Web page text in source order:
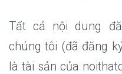
Tất cả nội dung
chúng tôi (đã đăng
là tài sản của